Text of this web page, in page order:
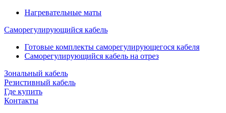
Нагревательные маты
Саморегулирующийся кабель
Готовые комплекты саморегулирующегося кабеля
Саморегулирующийся кабель на отрез
Зональный кабель
Резистивный кабель
Где купить
Контакты